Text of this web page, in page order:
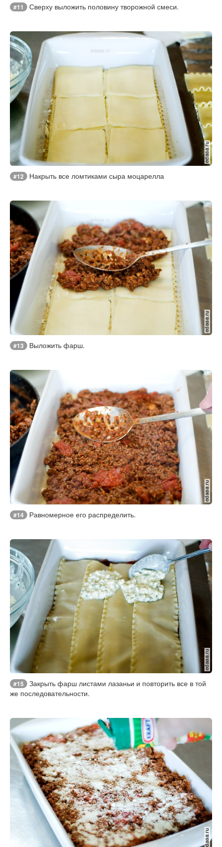
#11 Сверху выложить половину творожной смеси.
#12 Накрыть все ломтиками сыра моцарелла
#13 Выложить фарш.
#14 Равномерное его распределить.
#15
Закрыть фарш листами лазаньи и повторить все в той
же последовательности.